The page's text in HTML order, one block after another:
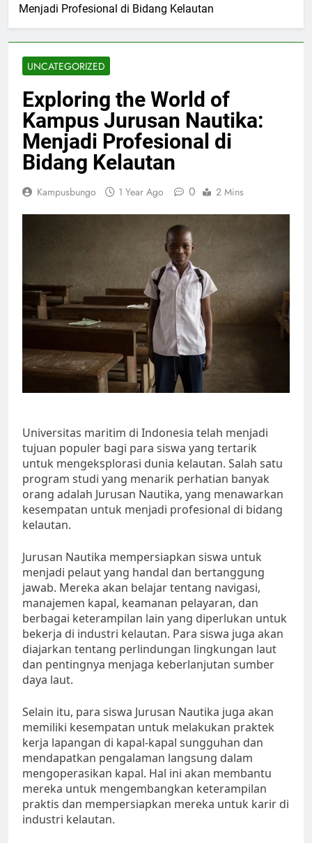
Menjadi Profesional di Bidang Kelautan
UNCATEGORIZED
Exploring the World of
Kampus Jurusan Nautika:
Menjadi Profesional di
Bidang Kelautan
Kampusbungo 1 Year Ago 0 2 Mins
Universitas maritim di Indonesia telah menjadi
tujuan populer bagi para siswa yang tertarik
untuk mengeksplorasi dunia kelautan. Salah satu
program studi yang menarik perhatian banyak
orang adalah Jurusan Nautika, yang menawarkan
kesempatan untuk menjadi profesional di bidang
kelautan.
Jurusan Nautika mempersiapkan siswa untuk
menjadi pelaut yang handal dan bertanggung
jawab. Mereka akan belajar tentang navigasi,
manajemen kapal, keamanan pelayaran, dan
berbagai keterampilan lain yang diperlukan untuk
bekerja di industri kelautan. Para siswa juga akan
diajarkan tentang perlindungan lingkungan laut
dan pentingnya menjaga keberlanjutan sumber
daya laut.
Selain itu, para siswa Jurusan Nautika juga akan
memiliki kesempatan untuk melakukan praktek
kerja lapangan di kapal-kapal sungguhan dan
mendapatkan pengalaman langsung dalam
mengoperasikan kapal. Hal ini akan membantu
mereka untuk mengembangkan keterampilan
praktis dan mempersiapkan mereka untuk karir di
industri kelautan.